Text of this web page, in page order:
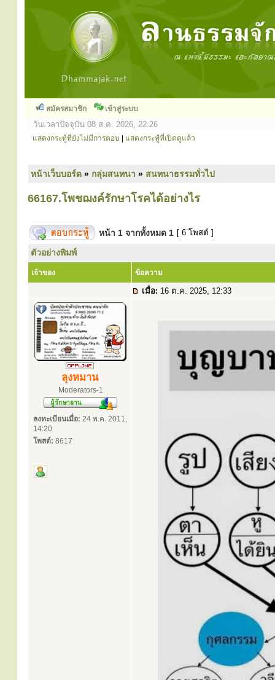
สมัครสมาชิก เข้าสู่ระบบ
วันเวลาปัจจุบัน 08 ส.ค. 2026, 22:26
แสดงกระทู้ที่ยังไม่มีการตอบ แสดงกระทู้ที่เปิดดูแล้ว
หน้าเว็บบอร์ด » กลุ่มสนทนา » สนทนาธรรมทั่วไป
66167.โพชฌงค์รักษาโรคได้อย่างไร
หน้า 1 จากทั้งหมด 1 [ 6 โพสต์ ]
ตัวอย่างพิมพ์
เจ้าของ ข้อความ
เมื่อ: 16 ต.ค. 2025, 12:33
ลุงหมาน
Moderators-1
ลงทะเบียนเมื่อ: 24 พ.ค. 2011,
14:20
โพสต์: 8617